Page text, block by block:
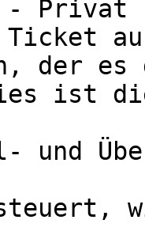
der es
ist
steuert,